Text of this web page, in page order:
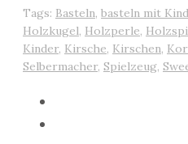
Tags: Basteln, basteln mit
Holzkugel, Holzperle,
Kinder, Kirsche, Kirschen,
Selbermacher, Spielzeug,